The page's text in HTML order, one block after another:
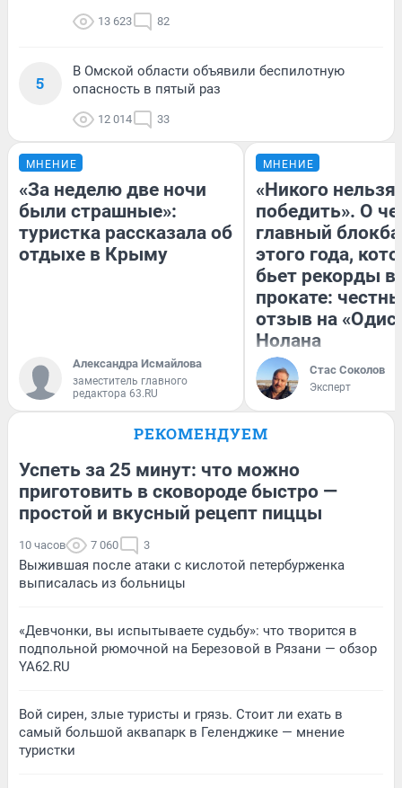
13 623 82
5
В Омской области объявили беспилотную
опасность в пятый раз
12 014 33
МНЕНИЕ
«За неделю две ночи
были страшные»:
туристка рассказала об
отдыхе в Крыму
Александра Исмайлова
заместитель главного
редактора 63.RU
МНЕНИЕ
«Никого нельзя
победить». О
главный
этого года,
бьет рекорды в
прокате:
отзыв на
Нолана
Стас Соколов
Эксперт
РЕКОМЕНДУЕМ
Успеть за 25 минут: что можно
приготовить в сковороде быстро —
простой и вкусный рецепт пиццы
10 часов 7 060 3
Выжившая после атаки с кислотой петербурженка
выписалась из больницы
«Девчонки, вы испытываете судьбу»: что творится в
подпольной рюмочной на Березовой в Рязани — обзор
YA62.RU
Вой сирен, злые туристы и грязь. Стоит ли ехать в
самый большой аквапарк в Геленджике — мнение
туристки